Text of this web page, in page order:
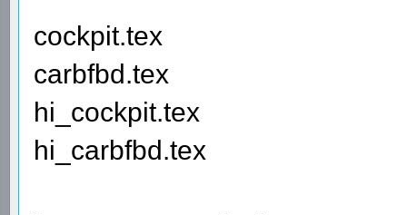
cockpit.tex
carbfbd.tex
hi_cockpit.tex
hi_carbfbd.tex